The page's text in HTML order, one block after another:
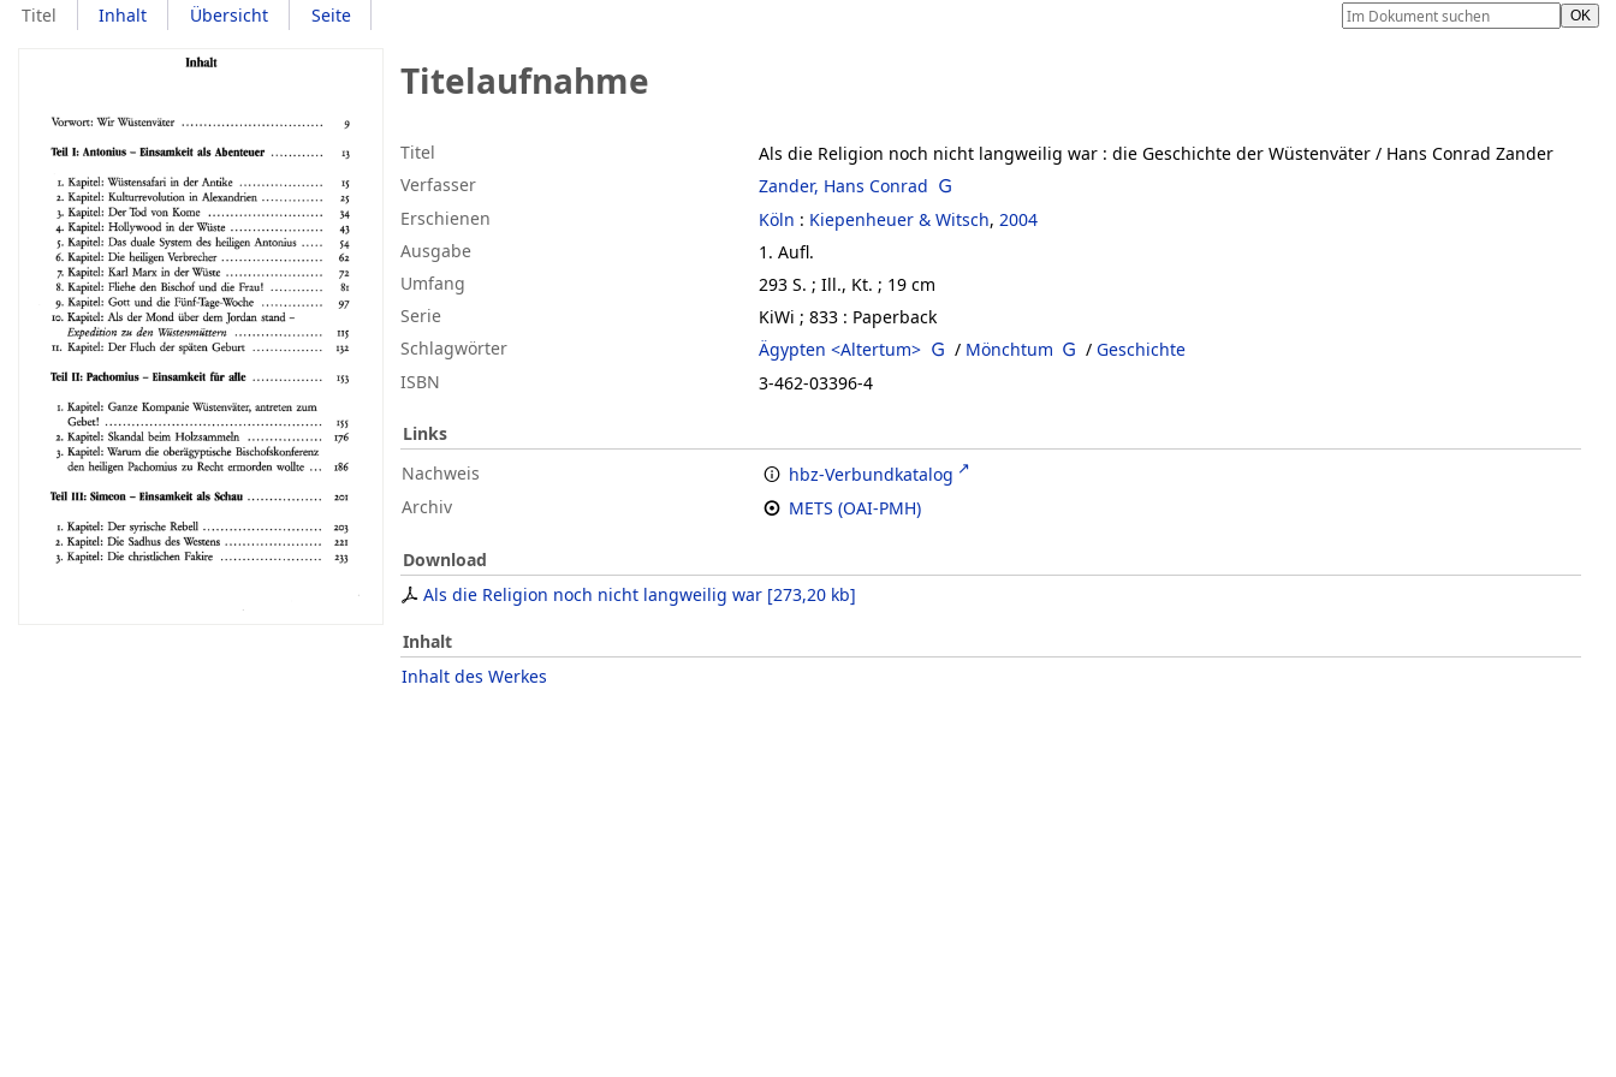
Titel Inhalt Übersicht Seite
Titelaufnahme
Titel Als die Religion noch nicht langweilig war : die Geschichte der Wüstenväter / Hans Conrad Zander
Verfasser
Zander, Hans Conrad
Erschienen
Köln : Kiepenheuer & Witsch, 2004
Ausgabe
1. Aufl.
Umfang
293 S. ; Ill., Kt. ; 19 cm
Serie
KiWi ; 833 : Paperback
Schlagwörter
Ägypten <Altertum> / Mönchtum / Geschichte
ISBN
3-462-03396-4
Links
Nachweis
hbz-Verbundkatalog
Archiv
METS (OAI-PMH)
Download
Als die Religion noch nicht langweilig war [273,20 kb]
Inhalt
Inhalt des Werkes